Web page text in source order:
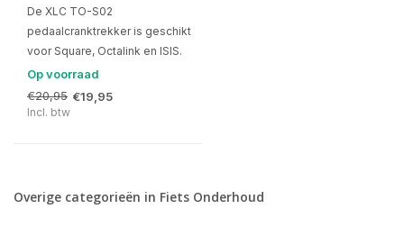
De XLC TO-S02
pedaalcranktrekker is geschikt
voor Square, Octalink en ISIS.
Op voorraad
€20,95 €19,95
Incl. btw
Overige categorieën in Fiets Onderhoud